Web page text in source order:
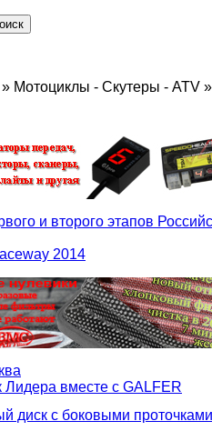
» Мотоциклы - Скутеры - ATV »
и второго этапов
2014
Лидера вместе с GALFER
диск с боковыми